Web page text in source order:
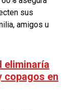
sus
amigos u
eliminaría
copagos en